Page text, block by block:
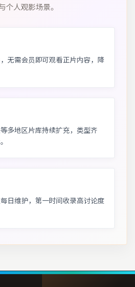
个人观影场景。
无需会员即可观看正片内容，降
多地区片库持续扩充，类型齐
日维护，第一时间收录高讨论度